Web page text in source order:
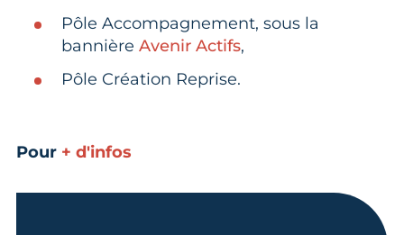
Pôle Accompagnement, sous la
bannière Avenir Actifs,
Pôle Création Reprise.
Pour + d'infos